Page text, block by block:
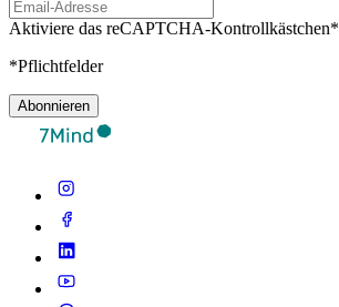
Aktiviere das reCAPTCHA-Kontrollkästchen*
*Pflichtfelder
Abonnieren